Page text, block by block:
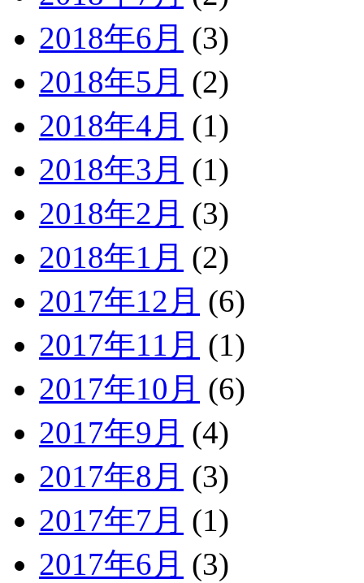
2018年6月 (3)
2018年5月 (2)
2018年4月 (1)
2018年3月 (1)
2018年2月 (3)
2018年1月 (2)
2017年12月 (6)
2017年11月 (1)
2017年10月 (6)
2017年9月 (4)
2017年8月 (3)
2017年7月 (1)
2017年6月 (3)